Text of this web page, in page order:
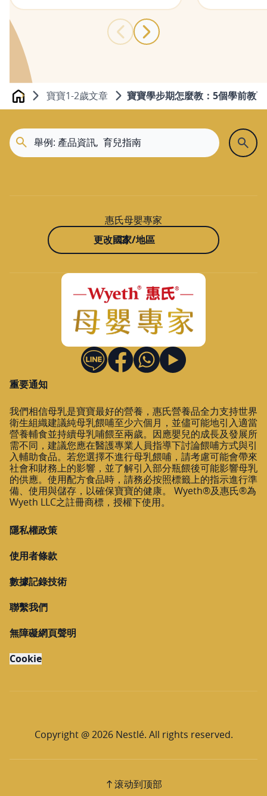
Home 寶寶1-2歲文章 寶寶學步期怎麼教：5個學前教
惠氏母嬰專家
更改國家/地區
重要通知
我們相信母乳是寶寶最好的營養，惠氏營養品全力支持世界
衛生組織建議純母乳餵哺至少六個月，並儘可能地引入適當
營養輔食並持續母乳哺餵至兩歲。因應嬰兒的成長及發展所
需不同，建議您應在醫護專業人員指導下討論餵哺方式與引
入輔助食品。若您選擇不進行母乳餵哺，請考慮可能會帶來
社會和財務上的影響，並了解引入部分瓶餵後可能影響母乳
的供應。使用配方食品時，請務必按照標籤上的指示進行準
備、使用與儲存，以確保寶寶的健康。 Wyeth®及惠氏®為
Wyeth LLC之註冊商標，授權下使用。
隱私權政策
使用者條款
數據記錄技術
聯繫我們
無障礙網頁聲明
Cookie
Copyright @ 2026 Nestlé. All rights reserved.
滚动到顶部